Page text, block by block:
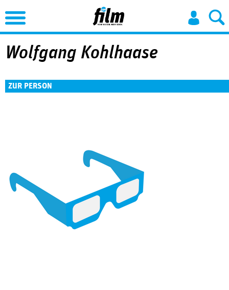
Jump to Navigation
Wolfgang Kohlhaase
ZUR PERSON